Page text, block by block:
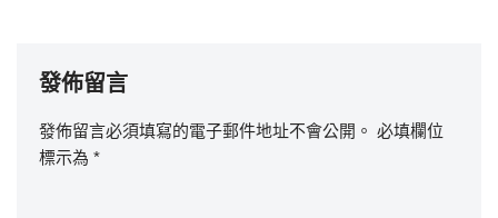
發佈留言
發佈留言必須填寫的電子郵件地址不會公開。 必填欄位
標示為 *